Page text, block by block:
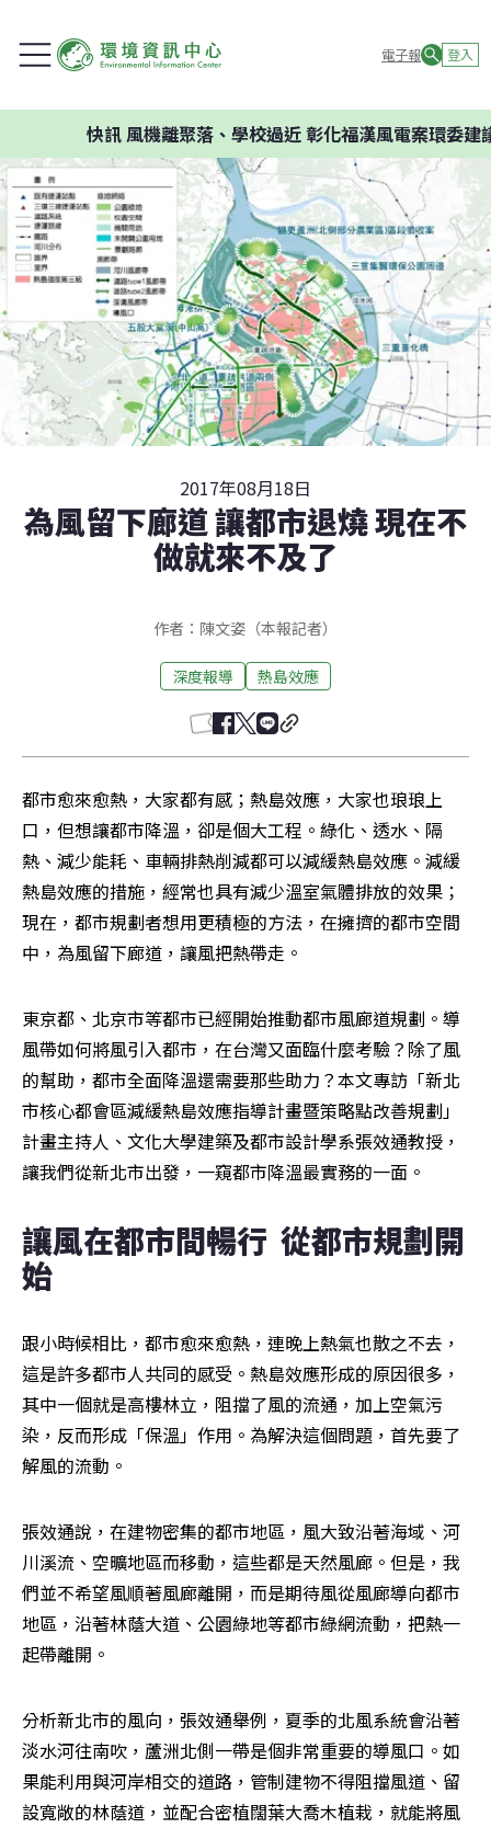
電子報 登入
風機離聚落、學校過近 彰化福漢風電案環委建議不應
2017年08月18日
為風留下廊道 讓都市退燒 現在不
做就來不及了
作者：陳文姿（本報記者）
深度報導 熱島效應
都市愈來愈熱，大家都有感；熱島效應，大家也琅琅上
口，但想讓都市降溫，卻是個大工程。綠化、透水、隔
熱、減少能耗、車輛排熱削減都可以減緩熱島效應。減緩
熱島效應的措施，經常也具有減少溫室氣體排放的效果；
現在，都市規劃者想用更積極的方法，在擁擠的都市空間
中，為風留下廊道，讓風把熱帶走。
東京都、北京市等都市已經開始推動都市風廊道規劃。導
風帶如何將風引入都市，在台灣又面臨什麼考驗？除了風
的幫助，都市全面降溫還需要那些助力？本文專訪「新北
市核心都會區減緩熱島效應指導計畫暨策略點改善規劃」
計畫主持人、文化大學建築及都市設計學系張效通教授，
讓我們從新北市出發，一窺都市降溫最實務的一面。
讓風在都市間暢行  從都市規劃開
始
跟小時候相比，都市愈來愈熱，連晚上熱氣也散之不去，
這是許多都市人共同的感受。熱島效應形成的原因很多，
其中一個就是高樓林立，阻擋了風的流通，加上空氣污
染，反而形成「保溫」作用。為解決這個問題，首先要了
解風的流動。
張效通說，在建物密集的都市地區，風大致沿著海域、河
川溪流、空曠地區而移動，這些都是天然風廊。但是，我
們並不希望風順著風廊離開，而是期待風從風廊導向都市
地區，沿著林蔭大道、公園綠地等都市綠網流動，把熱一
起帶離開。
分析新北市的風向，張效通舉例，夏季的北風系統會沿著
淡水河往南吹，蘆洲北側一帶是個非常重要的導風口。如
果能利用與河岸相交的道路，管制建物不得阻擋風道、留
設寬敞的林蔭道，並配合密植闊葉大喬木植栽，就能將風